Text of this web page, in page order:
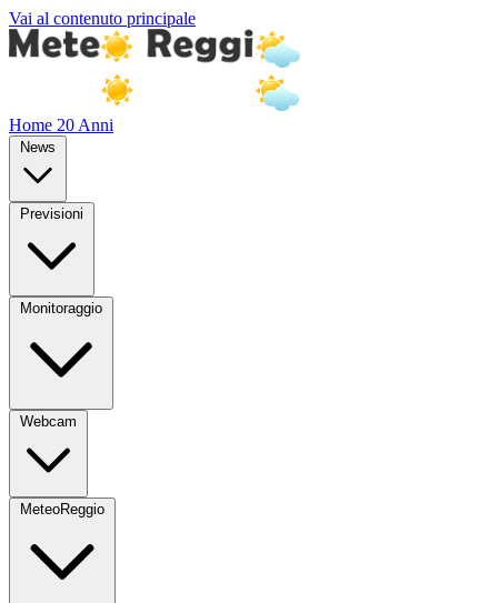
Vai al contenuto principale
Home 20 Anni
News
Previsioni
Monitoraggio
Webcam
MeteoReggio